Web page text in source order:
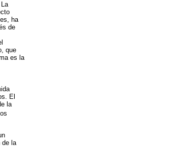
ha
de
que
es la
El
la
de la